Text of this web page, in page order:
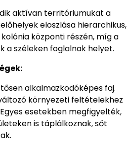
aktívan territóriumukat a
eloszlása hierarchikus,
központi részén, míg a
a széleken foglalnak helyet.
alkalmazkodóképes faj.
környezeti feltételekhez
esetekben megfigyelték,
is táplálkoznak, sőt